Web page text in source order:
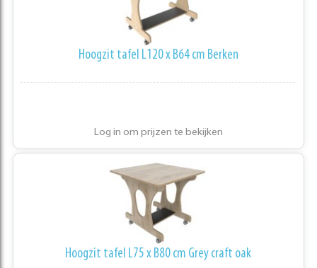
Hoogzit tafel L120 x B64 cm Berken
Log in om prijzen te bekijken
Hoogzit tafel L75 x B80 cm Grey craft oak